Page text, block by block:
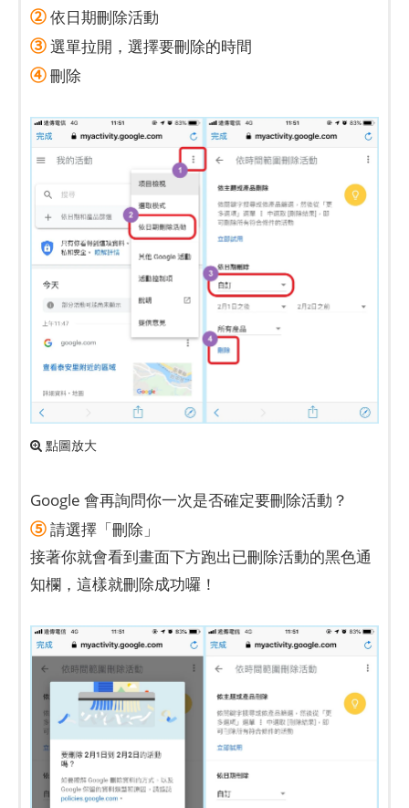
②依日期刪除活動
③選單拉開，選擇要刪除的時間
④刪除
點圖放大
Google 會再詢問你一次是否確定要刪除活動？
⑤請選擇「刪除」
接著你就會看到畫面下方跑出已刪除活動的黑色通
知欄，這樣就刪除成功囉！